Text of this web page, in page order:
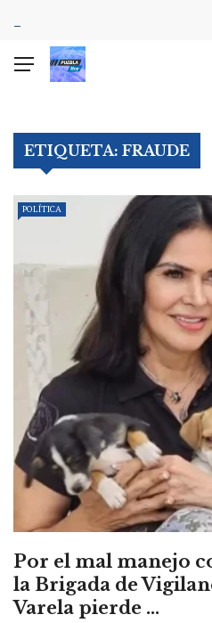
ETIQUETA: FRAUDE
POLÍTICA
Por el mal manejo
la Brigada de
Varela pierde ...